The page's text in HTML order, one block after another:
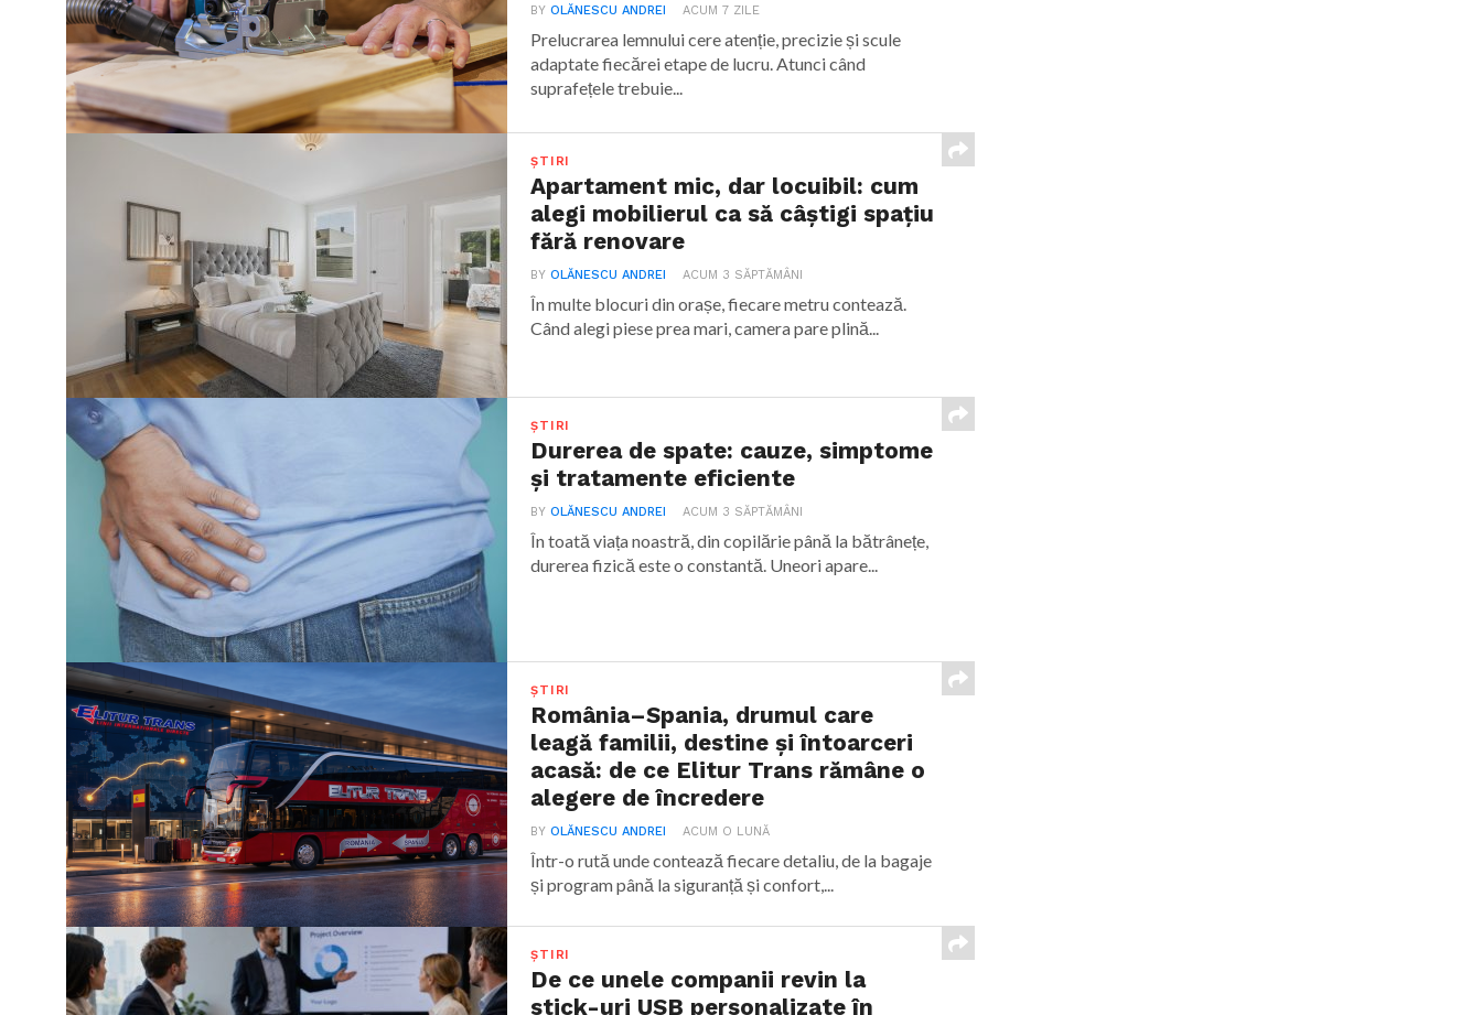
BYOLĂNESCU ANDREI ACUM 7 ZILE
Prelucrarea lemnului cere atenție, precizie și scule
adaptate fiecărei etape de lucru. Atunci când
suprafețele trebuie...
ȘTIRI
Apartament mic, dar locuibil: cum
alegi mobilierul ca să câștigi spațiu
fără renovare
BYOLĂNESCU ANDREI ACUM 3 SĂPTĂMÂNI
În multe blocuri din orașe, fiecare metru contează.
Când alegi piese prea mari, camera pare plină...
ȘTIRI
Durerea de spate: cauze, simptome
și tratamente eficiente
BYOLĂNESCU ANDREI ACUM 3 SĂPTĂMÂNI
În toată viața noastră, din copilărie până la bătrânețe,
durerea fizică este o constantă. Uneori apare...
ȘTIRI
România–Spania, drumul care
leagă familii, destine și întoarceri
acasă: de ce Elitur Trans rămâne o
alegere de încredere
BYOLĂNESCU ANDREI ACUM O LUNĂ
Într-o rută unde contează fiecare detaliu, de la bagaje
și program până la siguranță și confort,...
ȘTIRI
De ce unele companii revin la
stick-uri USB personalizate în